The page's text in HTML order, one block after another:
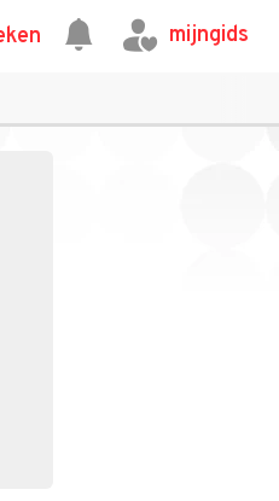
mijngids